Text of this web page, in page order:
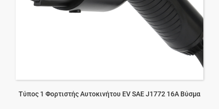
Τύπος 1 Φορτιστής Αυτοκινήτου EV SAE J1772 16A Βύσμα